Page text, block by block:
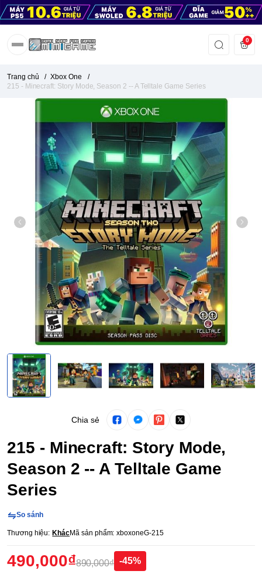
0
Trang chủ / Xbox One
/
215 - Minecraft: Story Mode, Season 2 -- A Telltale Game Series
Chia sẻ
215 - Minecraft: Story Mode,
Season 2 -- A Telltale Game
Series
So sánh
Thương hiệu: KhácMã sản phẩm: xboxoneG-215
490,000₫890,000₫ -45%